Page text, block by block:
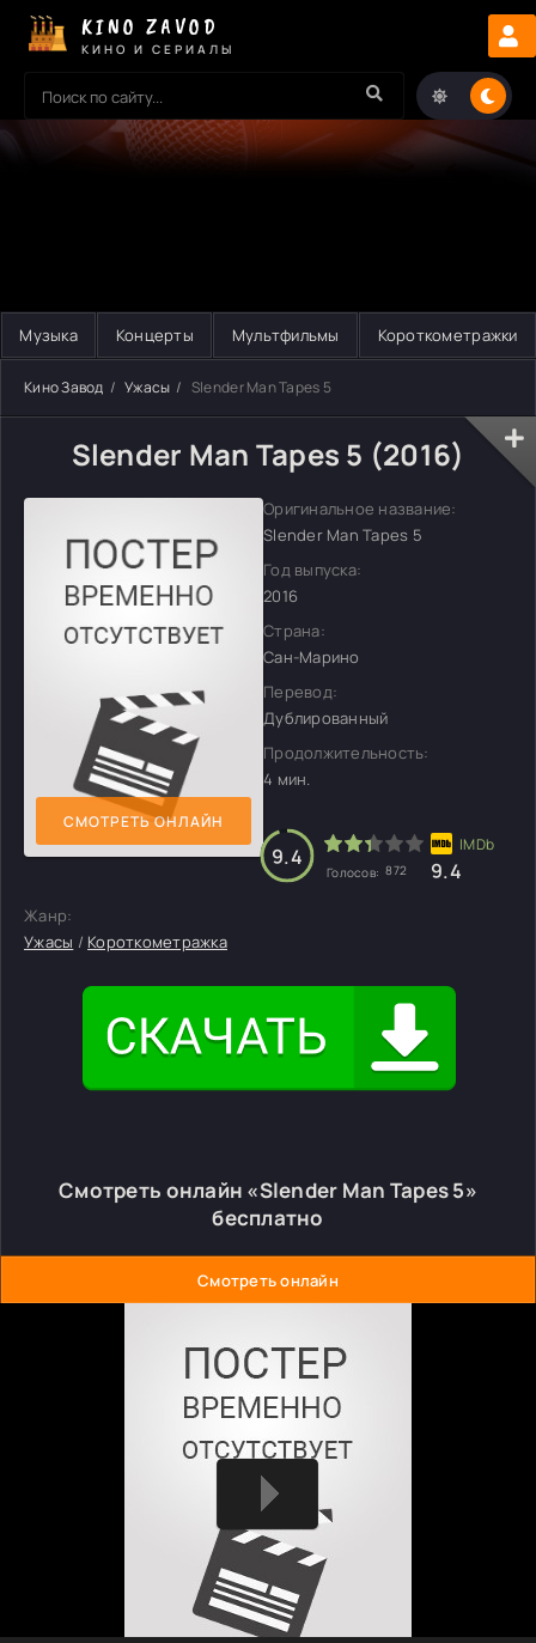
KINO ZAVOD
КИНО И СЕРИАЛЫ
Музыка Концерты Мультфильмы Короткометражки
Кино Завод Ужасы Slender Man Tapes 5
Slender Man Tapes 5 (2016)
СМОТРЕТЬ ОНЛАЙН
Оригинальное название:
Slender Man Tapes 5
Год выпуска:
2016
Страна:
Сан-Марино
Перевод:
Дублированный
Продолжительность:
4 мин.
9.4
Голосов: 872 9.4
Жанр:
Ужасы / Короткометражка
Смотреть онлайн «Slender Man Tapes 5»
бесплатно
Смотреть онлайн